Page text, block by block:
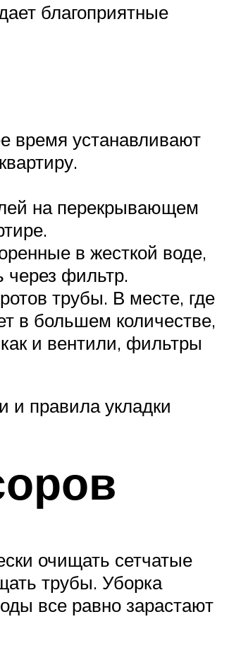
благоприятные
время устанавливают
на перекрывающем
в жесткой воде,
через фильтр.
трубы. В месте, где
в большем количестве,
и вентили, фильтры
и правила укладки
очищать сетчатые
трубы. Уборка
все равно зарастают